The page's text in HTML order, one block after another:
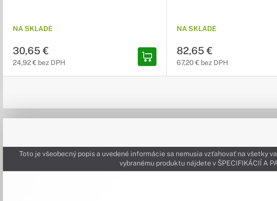
NA SKLADE
30,65 €
24,92 € bez DPH
NA SKLADE
82,65 €
67,20 € bez DPH
Toto je všeobecný popis a uvedené informácie sa nemusia vzťahovať na všetky
vybranému produktu nájdete v ŠPECIFIKÁCIÍ A